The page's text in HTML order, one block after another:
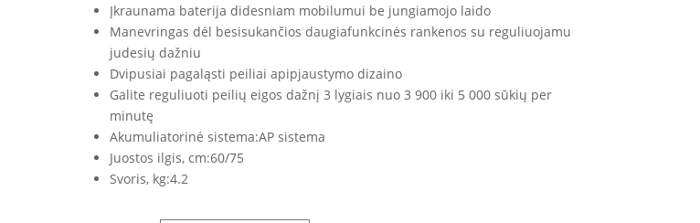
Įkraunama baterija didesniam mobilumui be jungiamojo laido
Manevringas dėl besisukančios daugiafunkcinės rankenos su reguliuojamu
judesių dažniu
Dvipusiai pagaląsti peiliai apipjaustymo dizaino
Galite reguliuoti peilių eigos dažnį 3 lygiais nuo 3 900 iki 5 000 sūkių per
minutę
Akumuliatorinė sistema:AP sistema
Juostos ilgis, cm:60/75
Svoris, kg:4.2